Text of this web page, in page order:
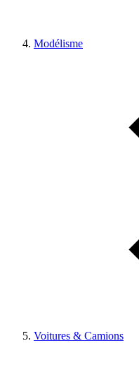
Modélisme
Voitures & Camions